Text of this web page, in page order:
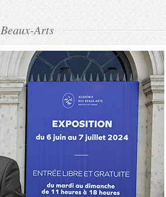
Beaux-Arts